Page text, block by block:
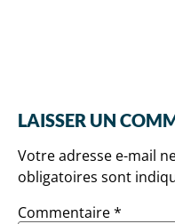
LAISSER UN
Votre adresse e-mail
obligatoires sont
Commentaire*